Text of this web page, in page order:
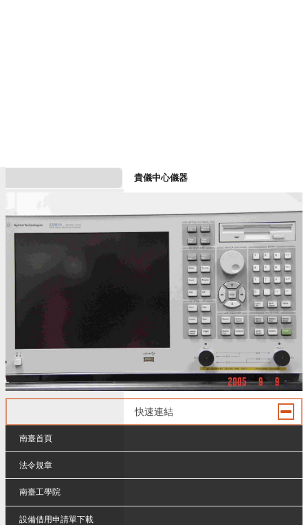
貴儀中心儀器
快速連結
南臺首頁
法令規章
南臺工學院
設備借用申請單下載